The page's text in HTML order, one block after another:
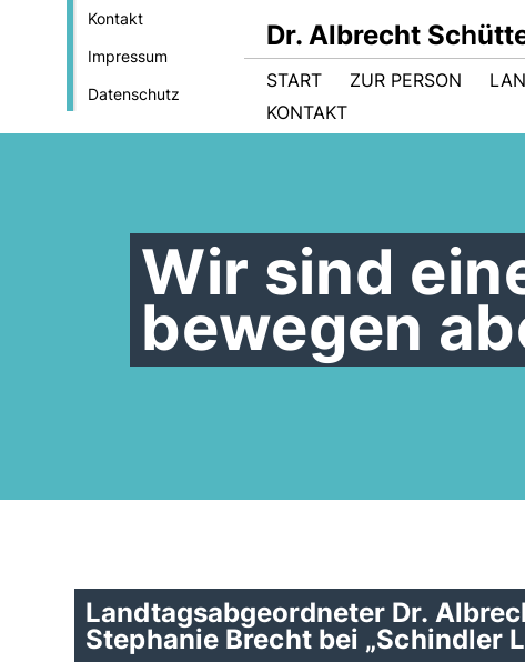
Kontakt
Impressum
Datenschutz
Dr. Albrecht
START ZUR PERSON
KONTAKT
Wir sind
bewegen
Landtagsabgeordneter Dr.
Stephanie Brecht bei „Schindler